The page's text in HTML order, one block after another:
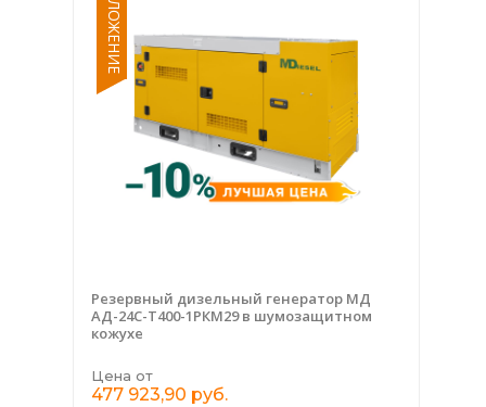
Резервный дизельный генератор МД
АД-24С-Т400-1РКМ29 в шумозащитном
кожухе
Цена от
477 923,90 руб.